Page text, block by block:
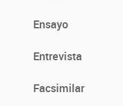
Ensayo
Entrevista
Facsimilar